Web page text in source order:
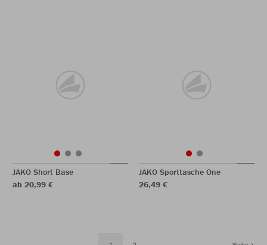
JAKO Short Base
ab 20,99 €
JAKO Sporttasche One
26,49 €